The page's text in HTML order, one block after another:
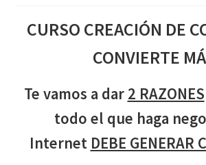
CURSO CREACIÓN DE
CONVIERTE
Te vamos a dar 2 RAZONES
todo el que haga
Internet DEBE GENERAR